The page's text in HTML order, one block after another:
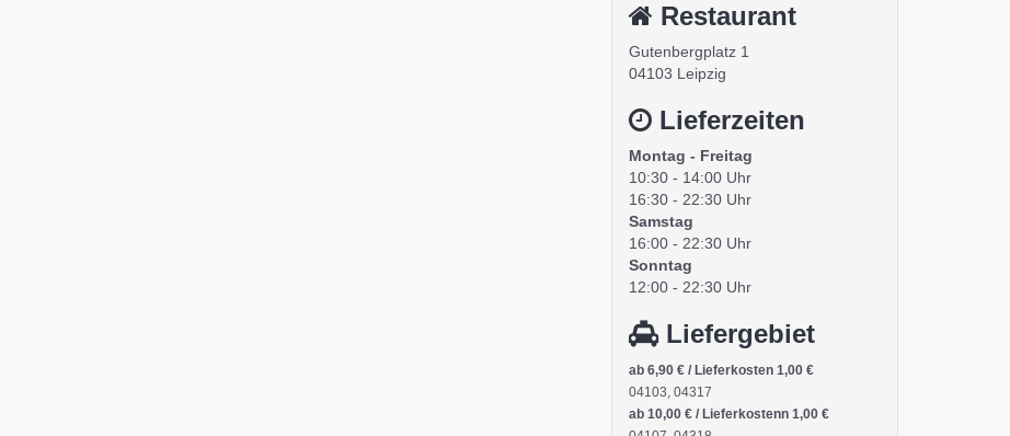
Restaurant
Gutenbergplatz 1
04103 Leipzig
Lieferzeiten
Montag - Freitag
10:30 - 14:00 Uhr
16:30 - 22:30 Uhr
Samstag
16:00 - 22:30 Uhr
Sonntag
12:00 - 22:30 Uhr
Liefergebiet
ab 6,90 € / Lieferkosten 1,00 €
04103, 04317
ab 10,00 € / Lieferkostenn 1,00 €